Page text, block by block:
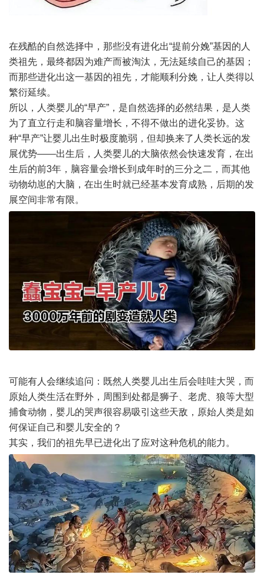
在残酷的自然选择中，那些没有进化出“提前分娩”基因的人
类祖先，最终都因为难产而被淘汰，无法延续自己的基因；
而那些进化出这一基因的祖先，才能顺利分娩，让人类得以
繁衍延续。
所以，人类婴儿的“早产”，是自然选择的必然结果，是人类
为了直立行走和脑容量增长，不得不做出的进化妥协。这
种“早产”让婴儿出生时极度脆弱，但却换来了人类长远的发
展优势——出生后，人类婴儿的大脑依然会快速发育，在出
生后的前3年，脑容量会增长到成年时的三分之二，而其他
动物幼崽的大脑，在出生时就已经基本发育成熟，后期的发
展空间非常有限。
可能有人会继续追问：既然人类婴儿出生后会哇哇大哭，而
原始人类生活在野外，周围到处都是狮子、老虎、狼等大型
捕食动物，婴儿的哭声很容易吸引这些天敌，原始人类是如
何保证自己和婴儿安全的？
其实，我们的祖先早已进化出了应对这种危机的能力。